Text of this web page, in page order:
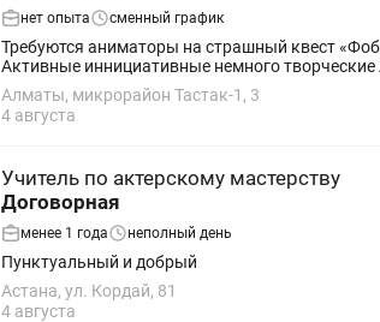
нет опыта сменный график
Требуются аниматоры на страшный квест
Активные иннициативные немного
Алматы, микрорайон Тастак-1, 3
4 августа
Учитель по актерскому мастерству
Договорная
менее 1 года неполный день
Пунктуальный и добрый
Астана, ул. Кордай, 81
4 августа